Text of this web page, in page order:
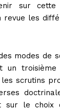
sur cette
revue les
modes de
un
scrutins
sur le choix